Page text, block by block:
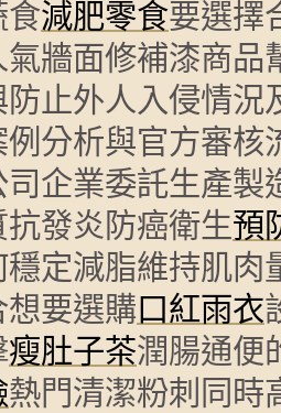
食減肥零食要選擇
氣牆面修補漆商品
防止外人入侵情況
例分析與官方審核
企業委託生產製
發炎防癌衛生預
定減脂維持肌肉
想要選購口紅雨衣
瘦肚子茶潤腸通便
熱門清潔粉刺同時